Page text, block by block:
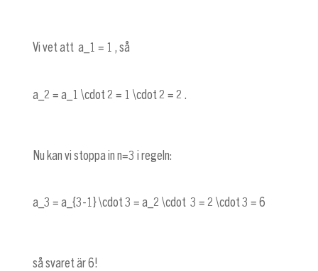
Vi vet att a_1 = 1 , så
a_2 = a_1 \cdot 2 = 1 \cdot 2 = 2
Nu kan vi stoppa in n=3 i regeln:
a_3 = a_{3-1} \cdot 3 = a_2 \cdot 3 = 2 \cdot 3 = 6
så svaret är 6!